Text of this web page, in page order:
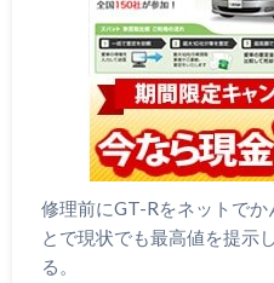
修理前にGT-Rをネットでか
とで現状でも最高値を提示
る。